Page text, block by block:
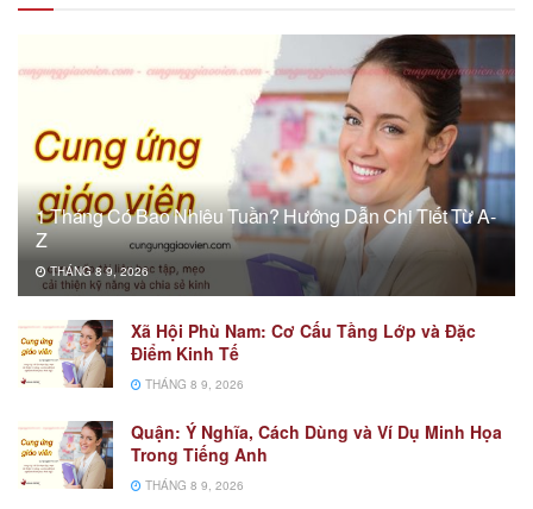
1 Tháng Có Bao Nhiêu Tuần? Hướng Dẫn Chi Tiết Từ A-
Z
THÁNG 8 9, 2026
Xã Hội Phù Nam: Cơ Cấu Tầng Lớp và Đặc
Điểm Kinh Tế
THÁNG 8 9, 2026
Quận: Ý Nghĩa, Cách Dùng và Ví Dụ Minh Họa
Trong Tiếng Anh
THÁNG 8 9, 2026